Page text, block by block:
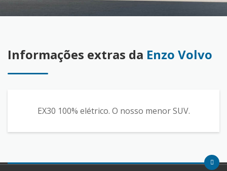
Informações extras da Enzo Volvo
EX30 100% elétrico. O nosso menor SUV.